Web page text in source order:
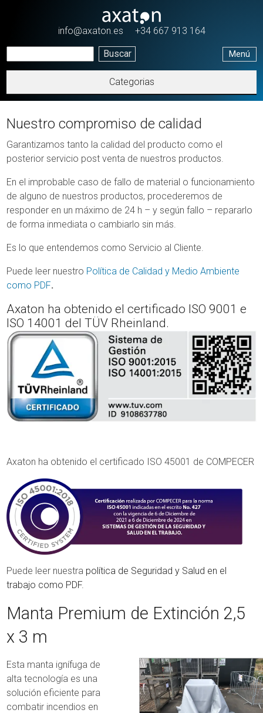
info@axaton.es +34 667 913 164
Menú
Categorias
Nuestro compromiso de calidad
Garantizamos tanto la calidad del producto como el
posterior servicio post venta de nuestros productos.
En el improbable caso de fallo de material o funcionamiento
de alguno de nuestros productos, procederemos de
responder en un máximo de 24 h – y según fallo – repararlo
de forma inmediata o cambiarlo sin más.
Es lo que entendemos como Servicio al Cliente.
Puede leer nuestro Política de Calidad y Medio Ambiente
como PDF.
Axaton ha obtenido el certificado ISO 9001 e
ISO 14001 del TÜV Rheinland.
Axaton ha obtenido el certificado ISO 45001 de COMPECER
Puede leer nuestra política de Seguridad y Salud en el
trabajo como PDF.
Manta Premium de Extinción 2,5
x 3 m
Esta manta ignífuga de
alta tecnología es una
solución eficiente para
combatir incendios en